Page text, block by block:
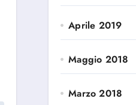
Aprile 2019
Maggio 2018
Marzo 2018